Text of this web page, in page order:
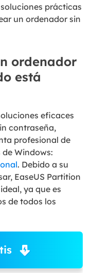
prácticas
un ordenador sin
ordenador
está
eficaces
contraseña,
profesional de
Windows:
. Debido a su
EaseUS Partition
ya que es
de todos los